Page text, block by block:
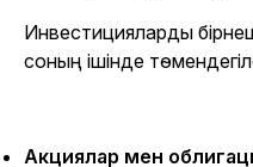
Инвестицияларды
соның ішінде
Акциялар мен